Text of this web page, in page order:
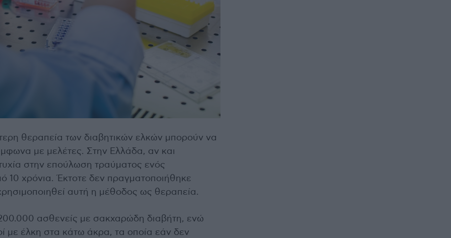
θεραπεία των διαβητικών ελκών μπορούν να
με μελέτες. Στην Ελλάδα, αν και
στην επούλωση τραύματος ενός
10 χρόνια. Έκτοτε δεν πραγματοποιήθηκε
αυτή η μέθοδος ως θεραπεία.
ασθενείς με σακχαρώδη διαβήτη, ενώ
με έλκη στα κάτω άκρα, τα οποία εάν δεν